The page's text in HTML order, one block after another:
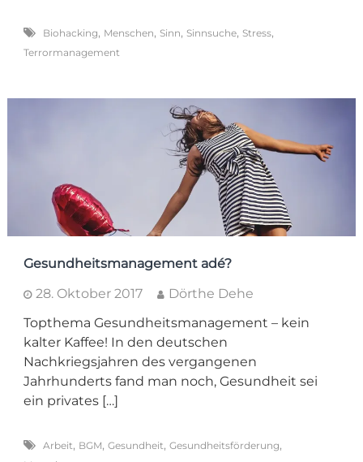
Biohacking, Menschen, Sinn, Sinnsuche, Stress,
Terrormanagement
Gesundheitsmanagement adé?
28. Oktober 2017
Dörthe Dehe
Topthema Gesundheitsmanagement – kein
kalter Kaffee! In den deutschen
Nachkriegsjahren des vergangenen
Jahrhunderts fand man noch, Gesundheit sei
ein privates […]
Arbeit, BGM, Gesundheit, Gesundheitsförderung,